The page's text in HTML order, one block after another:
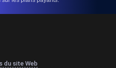
du site Web